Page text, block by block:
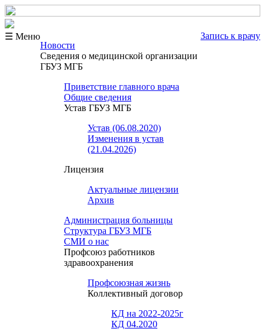
☰ Меню
Запись к врачу
Новости
Сведения о медицинской организации
ГБУЗ МГБ
Приветствие главного врача
Общие сведения
Устав ГБУЗ МГБ
Устав (06.08.2020)
Изменения в устав
(21.04.2026)
Лицензия
Актуальные лицензии
Архив
Администрация больницы
Структура ГБУЗ МГБ
СМИ о нас
Профсоюз работников
здравоохранения
Профсоюзная жизнь
Коллективный договор
КД на 2022-2025г
КД 04.2020